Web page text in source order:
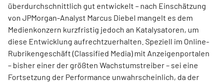
überdurchschnittlich gut entwickelt – nach Einschätzung
von JPMorgan-Analyst Marcus Diebel mangelt es dem
Medienkonzern kurzfristig jedoch an Katalysatoren, um
diese Entwicklung aufrechtzuerhalten. Speziell im Online-
Rubrikengeschäft (Classified Media) mit Anzeigenportalen
– bisher einer der größten Wachstumstreiber – sei eine
Fortsetzung der Performance unwahrscheinlich, da der